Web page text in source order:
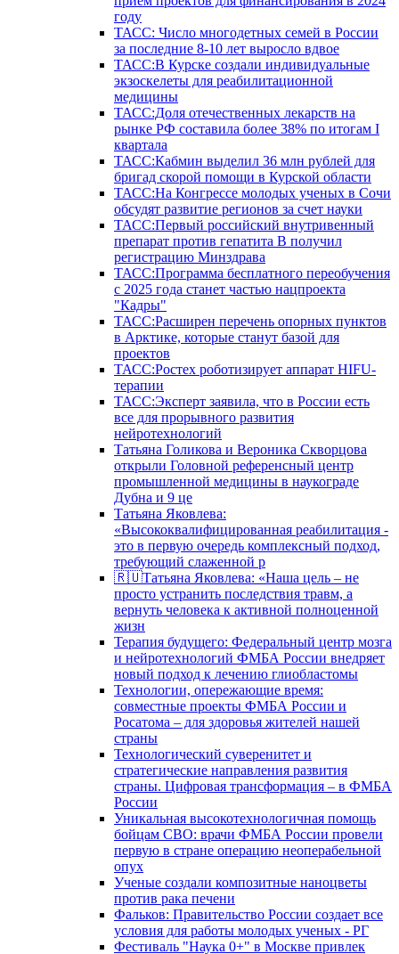
году
ТАСС: Число многодетных семей в России
за последние 8-10 лет выросло вдвое
ТАСС:В Курске создали индивидуальные
экзоскелеты для реабилитационной
медицины
ТАСС:Доля отечественных лекарств на
рынке РФ составила более 38% по итогам I
квартала
ТАСС:Кабмин выделил 36 млн рублей для
бригад скорой помощи в Курской области
ТАСС:На Конгрессе молодых ученых в Сочи
обсудят развитие регионов за счет науки
ТАСС:Первый российский внутривенный
препарат против гепатита В получил
регистрацию Минздрава
ТАСС:Программа бесплатного переобучения
с 2025 года станет частью нацпроекта
"Кадры"
ТАСС:Расширен перечень опорных пунктов
в Арктике, которые станут базой для
проектов
ТАСС:Ростех роботизирует аппарат HIFU-
терапии
ТАСС:Эксперт заявила, что в России есть
все для прорывного развития
нейротехнологий
Татьяна Голикова и Вероника Скворцова
открыли Головной референсный центр
промышленной медицины в наукограде
Дубна и 9 це
Татьяна Яковлева:
«Высококвалифицированная реабилитация -
это в первую очередь комплексный подход,
требующий слаженной р
🇷🇺Татьяна Яковлева: «Наша цель – не
просто устранить последствия травм, а
вернуть человека к активной полноценной
жизн
Терапия будущего: Федеральный центр мозга
и нейротехнологий ФМБА России внедряет
новый подход к лечению глиобластомы
Технологии, опережающие время:
совместные проекты ФМБА России и
Росатома – для здоровья жителей нашей
страны
Технологический суверенитет и
стратегические направления развития
страны. Цифровая трансформация – в ФМБА
России
Уникальная высокотехнологичная помощь
бойцам СВО: врачи ФМБА России провели
первую в стране операцию неоперабельной
опух
Ученые создали композитные наноцветы
против рака печени
Фальков: Правительство России создает все
условия для работы молодых ученых - РГ
Фестиваль "Наука 0+" в Москве привлек